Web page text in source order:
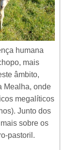
humana
mais
âmbito,
Mealha, onde
megalíticos
Junto dos
sobre os
pastoril.